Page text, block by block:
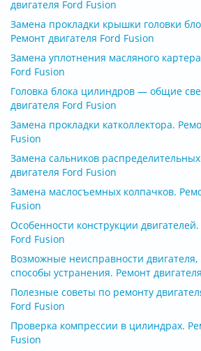
двигателя Ford Fusion
Замена прокладки крышки головки
Ремонт двигателя Ford Fusion
Замена уплотнения масляного
Ford Fusion
Головка блока цилиндров — общие
двигателя Ford Fusion
Замена прокладки катколлектора.
Fusion
Замена сальников
двигателя Ford Fusion
Замена маслосъемных колпачков.
Fusion
Особенности конструкции
Ford Fusion
Возможные неисправности
способы устранения. Ремонт
Полезные советы по ремонту
Ford Fusion
Проверка компрессии в цилиндрах.
Fusion